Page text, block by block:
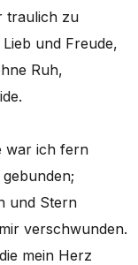
traulich zu
und Freude,
Ruh,
war ich fern
und Stern
verschwunden.
mein Herz